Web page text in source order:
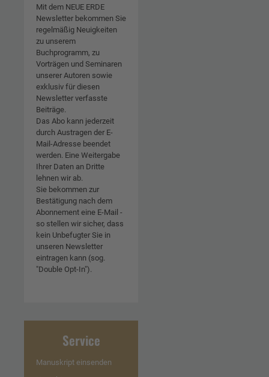
Mit dem NEUE ERDE
Newsletter bekommen Sie
regelmäßig Neuigkeiten
zu unserem
Buchprogramm, zu
Vorträgen und Seminaren
unserer Autoren sowie
exklusiv für diesen
Newsletter verfasste
Beiträge.
Das Abo kann jederzeit
durch Austragen der E-
Mail-Adresse beendet
werden. Eine Weitergabe
Ihrer Daten an Dritte
lehnen wir ab.
Sie bekommen zur
Bestätigung nach dem
Abonnement eine E-Mail -
so stellen wir sicher, dass
kein Unbefugter Sie in
unseren Newsletter
eintragen kann (sog.
"Double Opt-In").
Service
Manuskript einsenden